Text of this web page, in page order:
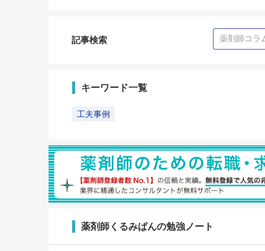
記事検索
キーワード一覧
工夫事例
薬剤師くるみぱんの勉強ノート